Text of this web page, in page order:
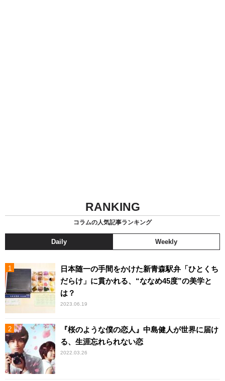
RANKING
コラムの人気記事ランキング
Daily Weekly
日本随一の手間をかけた新青森駅弁「ひとくち
だらけ」に貫かれる、“ななめ45度”の美学と
は？
2023.06.19
『桜のような僕の恋人』中島健人が世界に届け
る、生涯忘れられない恋
2022.03.26